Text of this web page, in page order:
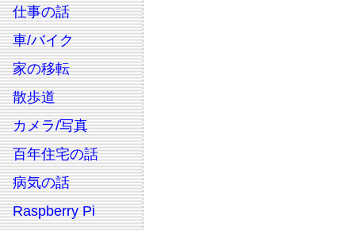
仕事の話
車/バイク
家の移転
散歩道
カメラ/写真
百年住宅の話
病気の話
Raspberry Pi